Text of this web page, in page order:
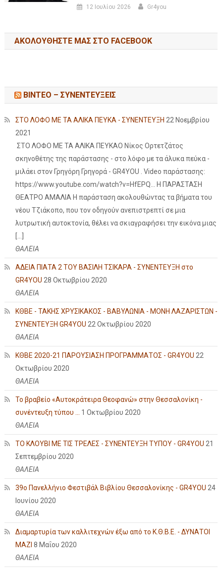
12 Ιουλίου 2026 Gr4you
ΑΚΟΛΟΥΘΉΣΤΕ ΜΑΣ ΣΤΟ FACEBOOK
ΒΙΝΤΕΟ – ΣΥΝΕΝΤΕΥΞΕΙΣ
ΣΤΟ ΛΟΦΟ ΜΕ ΤΑ ΑΛΙΚΑ ΠΕΥΚΑ - ΣΥΝΕΝΤΕΥΞΗ 22 Νοεμβρίου
2021
ΣΤΟ ΛΟΦΟ ΜΕ ΤΑ ΑΛΙΚΑ ΠΕΥΚΑΟ Νίκος Ορτετζάτος
σκηνοθέτης της παράστασης - στο λόφο με τα άλυκα πεύκα -
μιλάει στον Γρηγόρη Γρηγορά - GR4YOU . Video παράστασης:
https://www.youtube.com/watch?v=HfEPQ... Η ΠΑΡΑΣΤΑΣΗ
ΘΕΑΤΡΟ ΑΜΑΛΙΑ Η παράσταση ακολουθώντας τα βήματα του
νέου Τζιάκοπο, που τον οδηγούν ανεπιστρεπτί σε μια
λυτρωτική αυτοκτονία, θέλει να σκιαγραφήσει την εικόνα μιας
ΘΑΛΕΙΑ
ΑΔΕΙΑ ΠΙΑΤΑ 2 ΤΟΥ ΒΑΣΙΛΗ ΤΣΙΚΑΡΑ - ΣΥΝΕΝΤΕΥΞΗ στο
GR4YOU 28 Οκτωβρίου 2020
ΘΑΛΕΙΑ
ΚΘΒΕ - ΤΑΚΗΣ ΧΡΥΣΙΚΑΚΟΣ - ΒΑΒΥΛΩΝΙΑ - ΜΟΝΗ ΛΑΖΑΡΙΣΤΩΝ -
ΣΥΝΕΝΤΕΥΞΗ GR4YOU 22 Οκτωβρίου 2020
ΘΑΛΕΙΑ
ΚΘΒΕ 2020-21 ΠΑΡΟΥΣΙΑΣΗ ΠΡΟΓΡΑΜΜΑΤΟΣ - GR4YOU 22
Οκτωβρίου 2020
ΘΑΛΕΙΑ
Το βραβείο «Αυτοκράτειρα Θεοφανώ» στην Θεσσαλονίκη -
συνέντευξη τύπου ...
1 Οκτωβρίου 2020
ΘΑΛΕΙΑ
ΤΟ ΚΛΟΥΒΙ ΜΕ ΤΙΣ ΤΡΕΛΕΣ - ΣΥΝΕΝΤΕΥΞΗ ΤΥΠΟΥ - GR4YOU 21
Σεπτεμβρίου 2020
ΘΑΛΕΙΑ
39ο Πανελλήνιο Φεστιβάλ Βιβλίου Θεσσαλονίκης - GR4YOU 24
Ιουνίου 2020
ΘΑΛΕΙΑ
Διαμαρτυρία των καλλιτεχνών έξω από το Κ.Θ.Β.Ε. - ΔΥΝΑΤΟΙ
ΜΑΖΙ 8 Μαΐου 2020
ΘΑΛΕΙΑ